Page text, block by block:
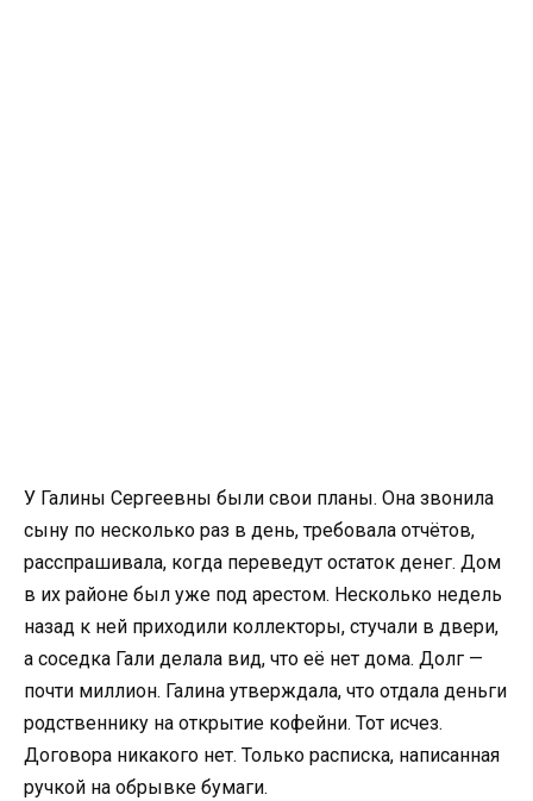
У Галины Сергеевны были свои планы. Она звонила
сыну по несколько раз в день, требовала отчётов,
расспрашивала, когда переведут остаток денег. Дом
в их районе был уже под арестом. Несколько недель
назад к ней приходили коллекторы, стучали в двери,
а соседка Гали делала вид, что её нет дома. Долг —
почти миллион. Галина утверждала, что отдала деньги
родственнику на открытие кофейни. Тот исчез.
Договора никакого нет. Только расписка, написанная
ручкой на обрывке бумаги.